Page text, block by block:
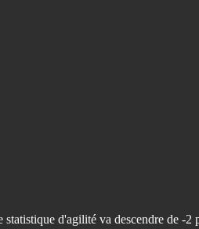
d'agilité va descendre de -